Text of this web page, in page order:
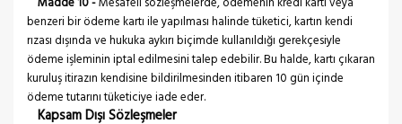
benzeri bir ödeme kartı ile yapılması halinde tüketici, kartın kendi
rızası dışında ve hukuka aykırı biçimde kullanıldığı gerekçesiyle
ödeme işleminin iptal edilmesini talep edebilir. Bu halde, kartı çıkaran
kuruluş itirazın kendisine bildirilmesinden itibaren 10 gün içinde
ödeme tutarını tüketiciye iade eder.
Kapsam Dışı Sözleşmeler